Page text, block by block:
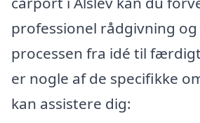
professionel rådgivning
processen fra idé til
er nogle af de specifikke
kan assistere dig: